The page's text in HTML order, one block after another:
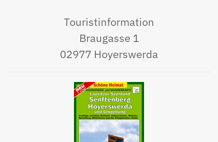
Touristinformation
Braugasse 1
02977 Hoyerswerda